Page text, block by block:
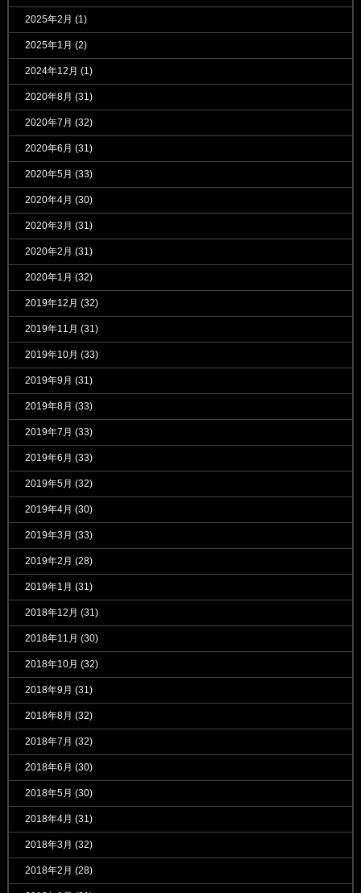
2025年2月 (1)
2025年1月 (2)
2024年12月 (1)
2020年8月 (31)
2020年7月 (32)
2020年6月 (31)
2020年5月 (33)
2020年4月 (30)
2020年3月 (31)
2020年2月 (31)
2020年1月 (32)
2019年12月 (32)
2019年11月 (31)
2019年10月 (33)
2019年9月 (31)
2019年8月 (33)
2019年7月 (33)
2019年6月 (33)
2019年5月 (32)
2019年4月 (30)
2019年3月 (33)
2019年2月 (28)
2019年1月 (31)
2018年12月 (31)
2018年11月 (30)
2018年10月 (32)
2018年9月 (31)
2018年8月 (32)
2018年7月 (32)
2018年6月 (30)
2018年5月 (30)
2018年4月 (31)
2018年3月 (32)
2018年2月 (28)